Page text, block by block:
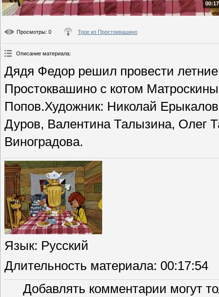
Просмотры: 0 Трое из Простоквашино
Описание материала:
Дядя Федор решил провести
Простоквашино с котом
Попов.Художник: Николай
Дуров, Валентина Талызина, Олег
Виноградова.
Язык: Русский
Длительность материала: 00:17:54
Добавлять комментарии могут